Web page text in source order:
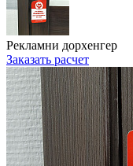
Рекламни дорхенгер
Заказать расчет